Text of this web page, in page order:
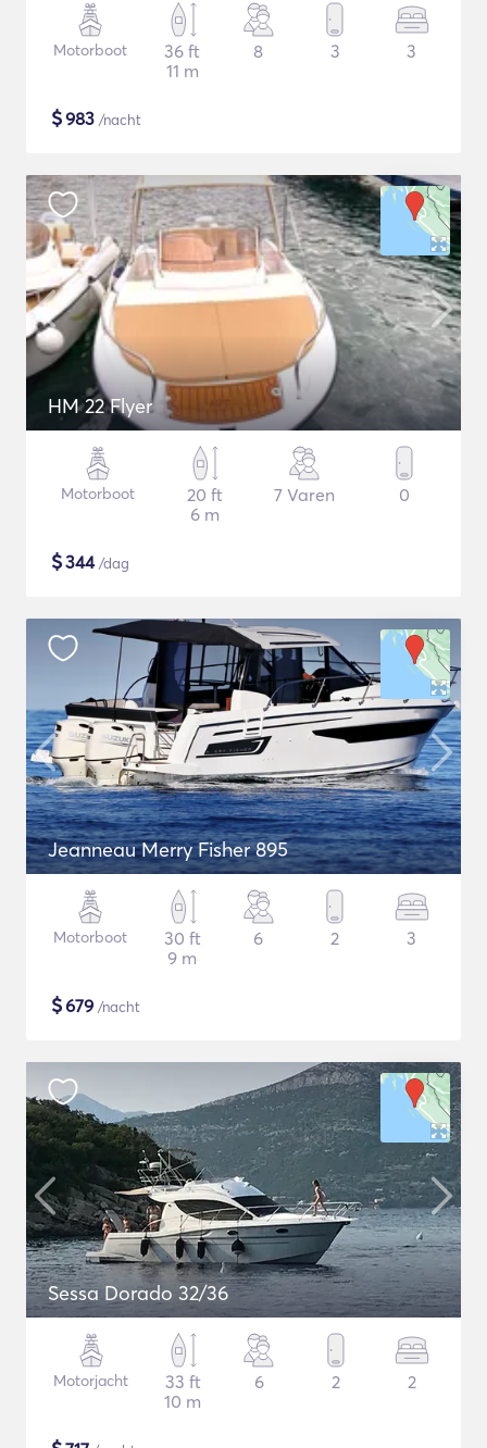
Motorboot
36 ft
11 m
8 3 3
$983 /nacht
HM 22 Flyer
Motorboot
20 ft
6 m
7 Varen 0
$344/dag
Jeanneau Merry Fisher 895
Motorboot
30 ft
9 m
6 2 3
$679 /nacht
Sessa Dorado 32/36
Motorjacht
33 ft
10 m
6 2 2